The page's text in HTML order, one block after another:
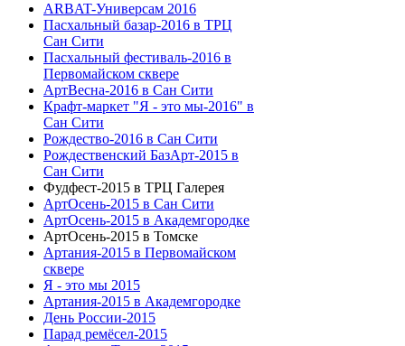
ARBAT-Универсам 2016
Пасхальный базар-2016 в ТРЦ
Сан Сити
Пасхальный фестиваль-2016 в
Первомайском сквере
АртВесна-2016 в Сан Сити
Крафт-маркет "Я - это мы-2016" в
Сан Сити
Рождество-2016 в Сан Сити
Рождественский БазАрт-2015 в
Сан Сити
Фудфест-2015 в ТРЦ Галерея
АртОсень-2015 в Сан Сити
АртОсень-2015 в Академгородке
АртОсень-2015 в Томске
Артания-2015 в Первомайском
сквере
Я - это мы 2015
Артания-2015 в Академгородке
День России-2015
Парад ремёсел-2015